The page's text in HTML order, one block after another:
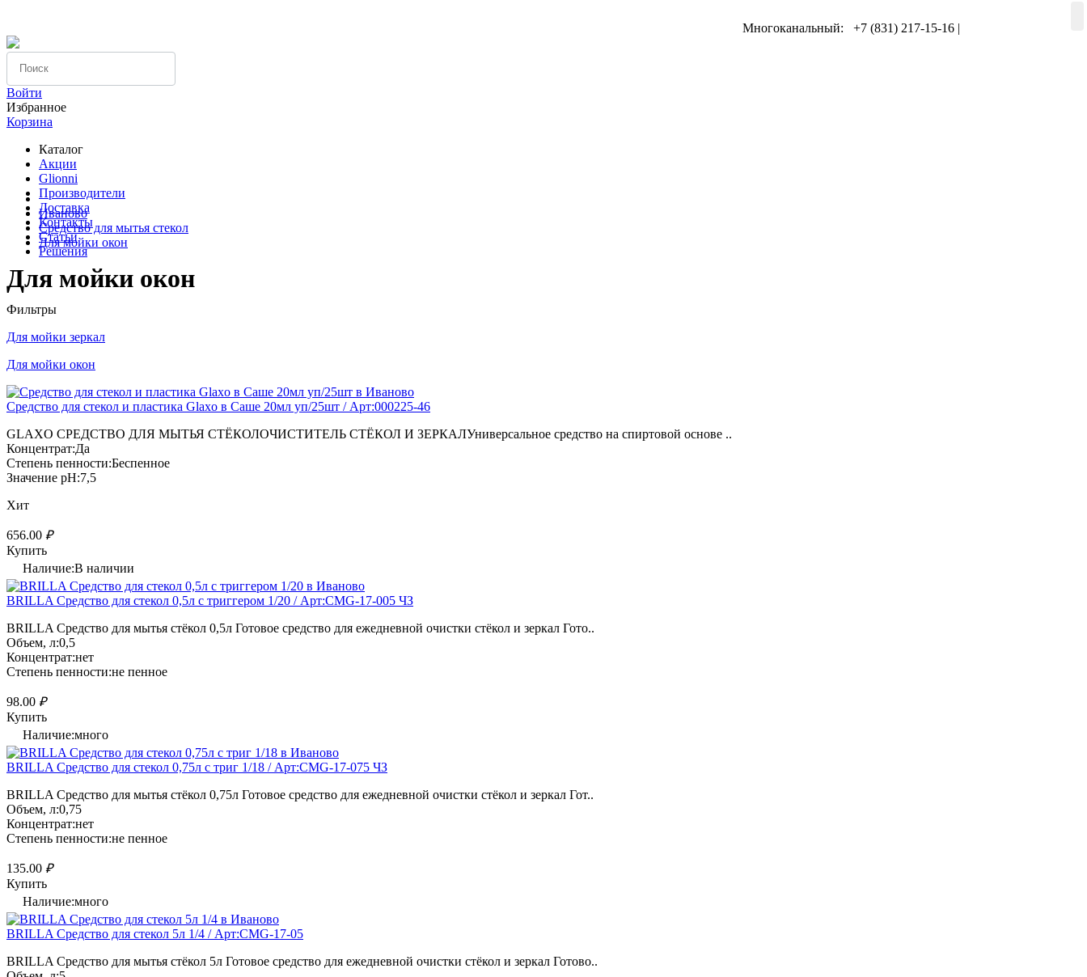
Многоканальный: +7 (831) 217-15-16 |
Войти
Избранное
Корзина
Каталог
Акции
Glionni
Производители
Доставка
Контакты
Статьи
Решения
Иваново
Средство для мытья стекол
Для мойки окон
Для мойки окон
Фильтры
Для мойки зеркал
Для мойки окон
Средство для стекол и пластика Glaxo в Саше 20мл уп/25шт / Арт:000225-46
GLAXO СРЕДСТВО ДЛЯ МЫТЬЯ СТЁКОЛОЧИСТИТЕЛЬ СТЁКОЛ И ЗЕРКАЛУниверсальное средство на спиртовой основе ..
Концентрат:Да
Степень пенности:Беспенное
Значение pH:7,5
Хит
656.00 ₽
Купить
Наличие:В наличии
BRILLA Средство для стекол 0,5л с триггером 1/20 / Арт:CMG-17-005 ЧЗ
BRILLA Средство для мытья стёкол 0,5л Готовое средство для ежедневной очистки стёкол и зеркал Гото..
Объем, л:0,5
Концентрат:нет
Степень пенности:не пенное
98.00 ₽
Купить
Наличие:много
BRILLA Средство для стекол 0,75л с триг 1/18 / Арт:CMG-17-075 ЧЗ
BRILLA Средство для мытья стёкол 0,75л Готовое средство для ежедневной очистки стёкол и зеркал Гот..
Объем, л:0,75
Концентрат:нет
Степень пенности:не пенное
135.00 ₽
Купить
Наличие:много
BRILLA Средство для стекол 5л 1/4 / Арт:CMG-17-05
BRILLA Средство для мытья стёкол 5л Готовое средство для ежедневной очистки стёкол и зеркал Готово..